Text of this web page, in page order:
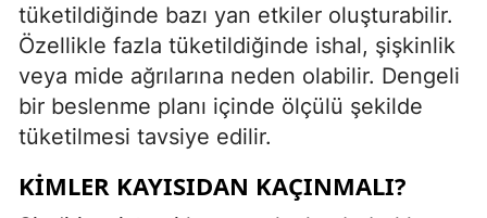
tüketildiğinde bazı yan etkiler oluşturabilir.
Özellikle fazla tüketildiğinde ishal, şişkinlik
veya mide ağrılarına neden olabilir. Dengeli
bir beslenme planı içinde ölçülü şekilde
tüketilmesi tavsiye edilir.
KIMLER KAYISIDAN KAÇINMALI?